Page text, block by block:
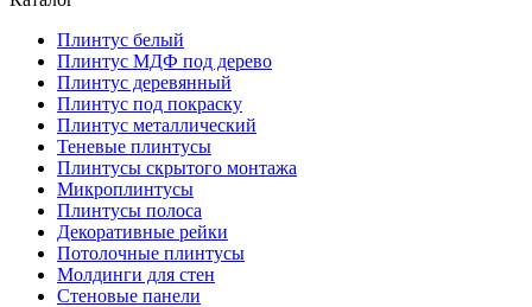
Плинтус белый
Плинтус МДФ под дерево
Плинтус деревянный
Плинтус под покраску
Плинтус металлический
Теневые плинтусы
Плинтусы скрытого монтажа
Микроплинтусы
Плинтусы полоса
Декоративные рейки
Потолочные плинтусы
Молдинги для стен
Стеновые панели